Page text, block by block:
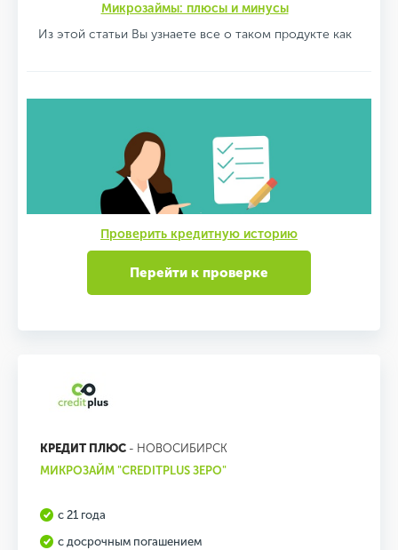
Микрозаймы: плюсы и минусы
Из этой статьи Вы узнаете все о таком продукте как
Проверить кредитную историю
Перейти к проверке
КРЕДИТ ПЛЮС - НОВОСИБИРСК
МИКРОЗАЙМ "CREDITPLUS ЗЕРО"
с 21 года
с досрочным погашением